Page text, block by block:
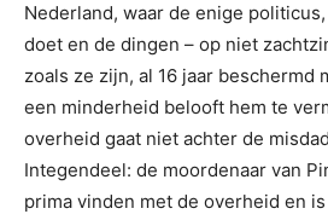
Nederland, waar de enige
doet en de dingen – op niet
zoals ze zijn, al 16 jaar beschermd
een minderheid belooft hem te
overheid gaat niet achter de
Integendeel: de moordenaar van
prima vinden met de overheid en